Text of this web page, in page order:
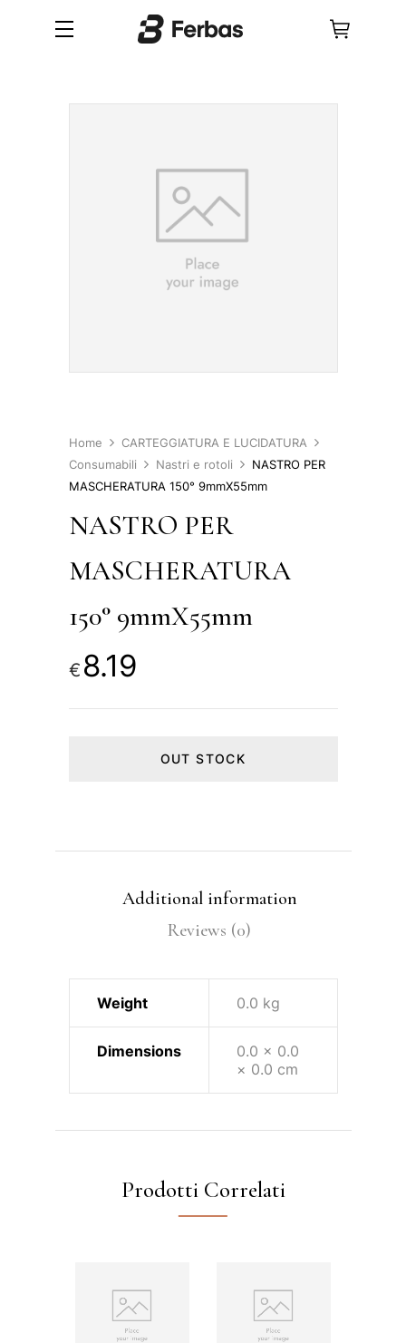
Home
CARTEGGIATURA E LUCIDATURA
Consumabili
Nastri e rotoli
NASTRO PER
MASCHERATURA 150° 9mmX55mm
NASTRO PER
MASCHERATURA
150° 9mmX55mm
€ 8.19
OUT STOCK
Additional information
Reviews (0)
Weight 0.0 kg
Dimensions
0.0 × 0.0
× 0.0 cm
Prodotti Correlati